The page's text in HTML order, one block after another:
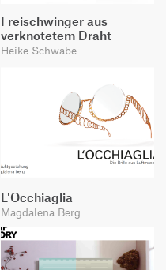
Freischwinger aus
verknotetem Draht
Heike Schwabe
L'Occhiaglia
Magdalena Berg